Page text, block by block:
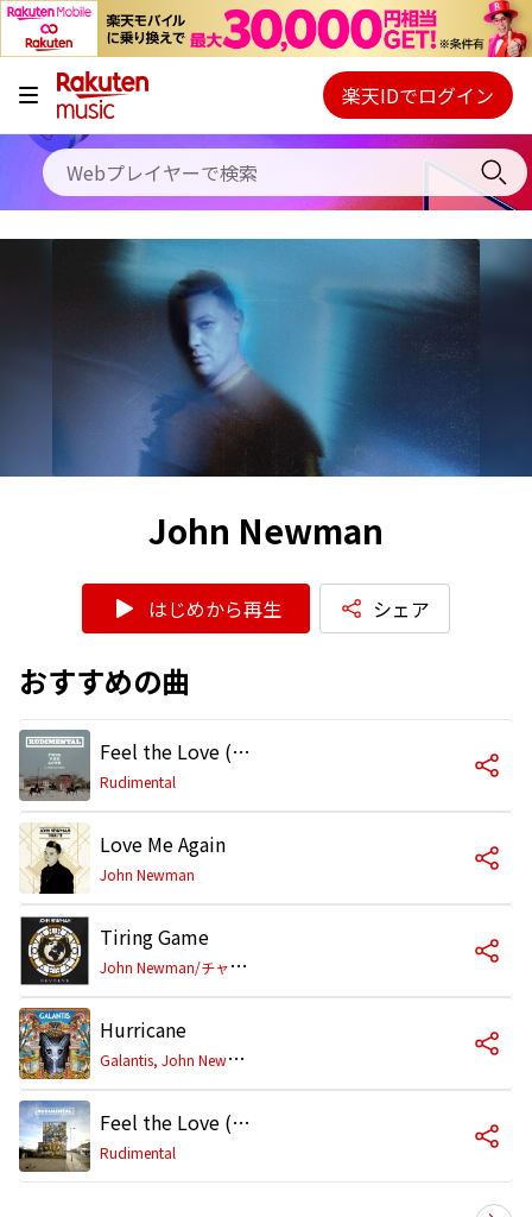
キャンペーン
料金プラン
使い方
初回30日間無料お試し
Webプレイヤー
ご契約内容の確認・変更
楽天IDでログイン
John Newman
はじめから再生 シェア
おすすめの曲
Feel the Love (feat. John Newman) [Fred V & Grafix Remix]
Rudimental
Love Me Again
John Newman
Tiring Game
J
ohn Newman/チャーリー・ウィルソン
Hurricane
G
alantis, John Newman
Feel the Love (feat. John Newman)
Rudimental